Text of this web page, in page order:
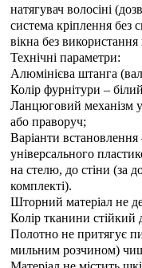
натягувач волосіні
система кріплення без
вікна без
Технічні параметри:
Алюмінієва штанга
Колір фурнітури – білий
Ланцюговий механізм
або праворуч;
Варіанти
універсального
на стелю, до стіни (за
комплекті).
Шторний матеріал не
Колір тканини стійкий
Полотно не притягує
мильним розчином)